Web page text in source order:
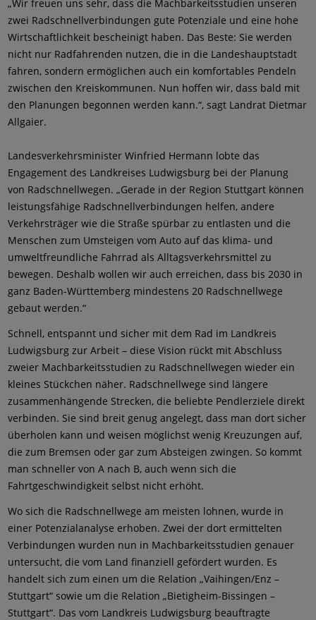
„Wir freuen uns sehr, dass die Machbarkeitsstudien unseren
zwei Radschnellverbindungen gute Potenziale und eine hohe
Wirtschaftlichkeit bescheinigt haben. Das Beste: Sie werden
nicht nur Radfahrenden nutzen, die in die Landeshauptstadt
fahren, sondern ermöglichen auch ein komfortables Pendeln
zwischen den Kreiskommunen. Nun hoffen wir, dass bald mit
den Planungen begonnen werden kann.“, sagt Landrat Dietmar
Allgaier.
Landesverkehrsminister Winfried Hermann lobte das
Engagement des Landkreises Ludwigsburg bei der Planung
von Radschnellwegen. „Gerade in der Region Stuttgart können
leistungsfähige Radschnellverbindungen helfen, andere
Verkehrsträger wie die Straße spürbar zu entlasten und die
Menschen zum Umsteigen vom Auto auf das klima- und
umweltfreundliche Fahrrad als Alltagsverkehrsmittel zu
bewegen. Deshalb wollen wir auch erreichen, dass bis 2030 in
ganz Baden-Württemberg mindestens 20 Radschnellwege
gebaut werden.“
Schnell, entspannt und sicher mit dem Rad im Landkreis
Ludwigsburg zur Arbeit – diese Vision rückt mit Abschluss
zweier Machbarkeitsstudien zu Radschnellwegen wieder ein
kleines Stückchen näher. Radschnellwege sind längere
zusammenhängende Strecken, die beliebte Pendlerziele direkt
verbinden. Sie sind breit genug angelegt, dass man dort sicher
überholen kann und weisen möglichst wenig Kreuzungen auf,
die zum Bremsen oder gar zum Absteigen zwingen. So kommt
man schneller von A nach B, auch wenn sich die
Fahrtgeschwindigkeit selbst nicht erhöht.
Wo sich die Radschnellwege am meisten lohnen, wurde in
einer Potenzialanalyse erhoben. Zwei der dort ermittelten
Verbindungen wurden nun in Machbarkeitsstudien genauer
untersucht, die vom Land finanziell gefördert wurden. Es
handelt sich zum einen um die Relation „Vaihingen/Enz –
Stuttgart“ sowie um die Relation „Bietigheim-Bissingen –
Stuttgart“. Das vom Landkreis Ludwigsburg beauftragte